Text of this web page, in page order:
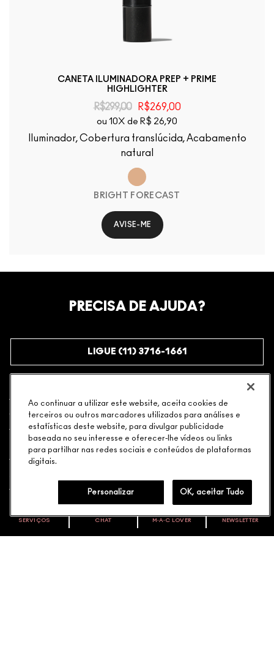
CANETA ILUMINADORA PREP + PRIME
HIGHLIGHTER
R$299,00 R$269,00
ou 10X de R$ 26,90
Iluminador, Cobertura translúcida, Acabamento
natural
BRIGHT FORECAST
AVISE-ME
VOCÊ É M·A·C LOVER?
SERVIÇOS CHAT M∙A∙C LOVER NEWSLETTER
PRECISA DE AJUDA?
LIGUE (11) 3716-1661
COMPRAS
PRECISA DE AJUDA?
SUA LOJA M•A•C
CARTÃO PRESENTE M·A·C
Ao continuar a utilizar este website, aceita cookies de
terceiros ou outros marcadores utilizados para análises e
estatísticas deste website, para divulgar publicidade
baseada no seu interesse e oferecer-lhe vídeos ou links
para partilhar nas redes sociais e conteúdos de plataformas
digitais.
Personalizar OK, aceitar Tudo